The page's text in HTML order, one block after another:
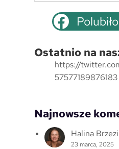
jOstatnio na
https://
57577189876183
Najnowsze
Halina
23 marca, 2025